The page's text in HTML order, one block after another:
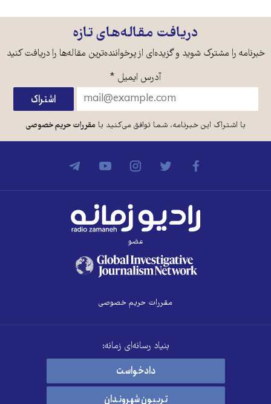
دریافت مقاله‌های تازه
خبرنامه را مشترک شوید و گزیده‌ای از پرخواننده‌ترین مقاله‌ها را دریافت کنید
آدرس ایمیل *
با اشتراک این خبرنامه، شما توافق می‌کنید بامقررات حریم خصوصی
عضو
مقررات حریم خصوصی
بنیاد رسانه‌ای زمانه:
دادخواست
تریبون شهروندان